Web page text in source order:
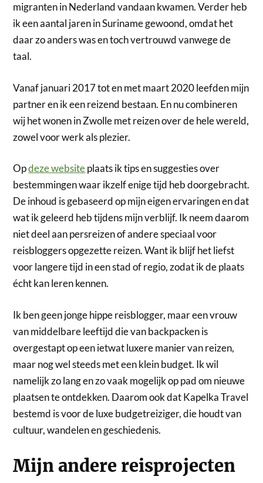
migranten in Nederland vandaan kwamen. Verder heb
ik een aantal jaren in Suriname gewoond, omdat het
daar zo anders was en toch vertrouwd vanwege de
taal.
Vanaf januari 2017 tot en met maart 2020 leefden mijn
partner en ik een reizend bestaan. En nu combineren
wij het wonen in Zwolle met reizen over de hele wereld,
zowel voor werk als plezier.
Opdeze websiteplaats ik tips en suggesties over
bestemmingen waar ikzelf enige tijd heb doorgebracht.
De inhoud is gebaseerd op mijn eigen ervaringen en dat
wat ik geleerd heb tijdens mijn verblijf. Ik neem daarom
niet deel aan persreizen of andere speciaal voor
reisbloggers opgezette reizen. Want ik blijf het liefst
voor langere tijd in een stad of regio, zodat ik de plaats
écht kan leren kennen.
Ik ben geen jonge hippe reisblogger, maar een vrouw
van middelbare leeftijd die van backpacken is
overgestapt op een ietwat luxere manier van reizen,
maar nog wel steeds met een klein budget. Ik wil
namelijk zo lang en zo vaak mogelijk op pad om nieuwe
plaatsen te ontdekken. Daarom ook dat Kapelka Travel
bestemd is voor de luxe budgetreiziger, die houdt van
cultuur, wandelen en geschiedenis.
Mijn andere reisprojecten